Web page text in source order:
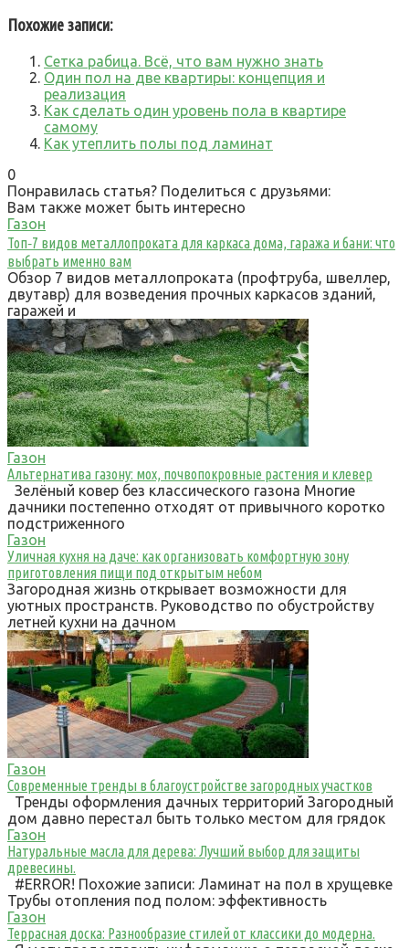
Похожие записи:
Сетка рабица. Всё, что вам нужно знать
Один пол на две квартиры: концепция и
реализация
Как сделать один уровень пола в квартире
самому
Как утеплить полы под ламинат
0
Понравилась статья? Поделиться с друзьями:
Вам также может быть интересно
Газон
Топ‑7 видов металлопроката для каркаса дома, гаража и бани: что
выбрать именно вам
Обзор 7 видов металлопроката (профтруба, швеллер,
двутавр) для возведения прочных каркасов зданий,
гаражей и
Газон
Альтернатива газону: мох, почвопокровные растения и клевер
Зелёный ковер без классического газона Многие
дачники постепенно отходят от привычного коротко
подстриженного
Газон
Уличная кухня на даче: как организовать комфортную зону
приготовления пищи под открытым небом
Загородная жизнь открывает возможности для
уютных пространств. Руководство по обустройству
летней кухни на дачном
Газон
Современные тренды в благоустройстве загородных участков
Тренды оформления дачных территорий Загородный
дом давно перестал быть только местом для грядок
Газон
Натуральные масла для дерева: Лучший выбор для защиты
древесины.
#ERROR! Похожие записи: Ламинат на пол в хрущевке
Трубы отопления под полом: эффективность
Газон
Террасная доска: Разнообразие стилей от классики до модерна.